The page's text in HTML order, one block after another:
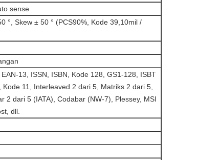
sense
°, Skew ± 50 ° (PCS90%, Kode 39,10mil /
13, ISSN, ISBN, Kode 128, GS1-128, ISBT
11, Interleaved 2 dari 5, Matriks 2 dari 5,
2 dari 5 (IATA), Codabar (NW-7), Plessey, MSI
dll.